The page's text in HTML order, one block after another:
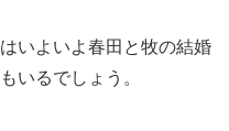
いよいよ春田と牧の結婚
いるでしょう。